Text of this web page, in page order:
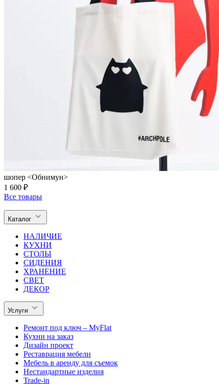
шопер <Обнимун>
1 600 ₽
Все товары
Каталог
НАЛИЧИЕ
КУХНИ
СТОЛЫ
СИДЕНИЯ
ХРАНЕНИЕ
СВЕТ
ДЕКОР
Услуги
Ремонт под ключ – MyFlat
Кухни на заказ
Дизайн проект
Реставрация мебели
Мебель в аренду для съемок
Нестандартные изделия
Trade-in